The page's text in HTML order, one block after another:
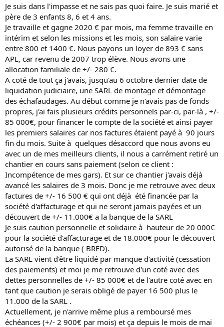
Je suis dans l'impasse et ne sais pas quoi faire. Je suis marié et
père de 3 enfants 8, 6 et 4 ans.
Je travaille et gagne 2020 € par mois, ma femme travaille en
intérim et selon les missions et les mois, son salaire varie
entre 800 et 1400 €. Nous payons un loyer de 893 € sans
APL, car revenu de 2007 trop élève. Nous avons une
allocation familiale de +/- 280 €.
A coté de tout ça j'avais, jusqu'au 6 octobre dernier date de
liquidation judiciaire, une SARL de montage et démontage
des échafaudages. Au début comme je n'avais pas de fonds
propres, j'ai fais plusieurs crédits personnels par-ci, par-là , +/-
85 000€, pour financer le compte de la société et ainsi payer
les premiers salaires car nos factures étaient payé à 90 jours
fin du mois. Suite à quelques désaccord que nous avons eu
avec un de mes meilleurs clients, il nous a carrément retiré un
chantier en cours sans paiement (selon ce client :
Incompétence de mes gars). Et sur ce chantier j'avais déjà
avancé les salaires de 3 mois. Donc je me retrouve avec deux
factures de +/- 16 500 € qui ont déjà été financée par la
société d'affacturage et qui ne seront jamais payées et un
découvert de +/- 11.000€ a la banque de la SARL
Je suis caution personnelle et solidaire à hauteur de 20 000€
pour la société d'affacturage et de 18.000€ pour le découvert
autorisé de la banque ( BRED).
La SARL vient d'être liquidé par manque d'activité (cessation
des paiements) et moi je me retrouve d'un coté avec des
dettes personnelles de +/- 85 000€ et de l'autre coté avec en
tant que caution je serais obligé de payer 16 500 plus le
11.000 de la SARL .
Actuellement, je n'arrive même plus a remboursé mes
échéances (+/- 2 900€ par mois) et ça depuis le mois de mai